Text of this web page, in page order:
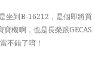
坐到B-16212，是個即將買
機啊，也是長榮跟GECAS
不錯了唷！